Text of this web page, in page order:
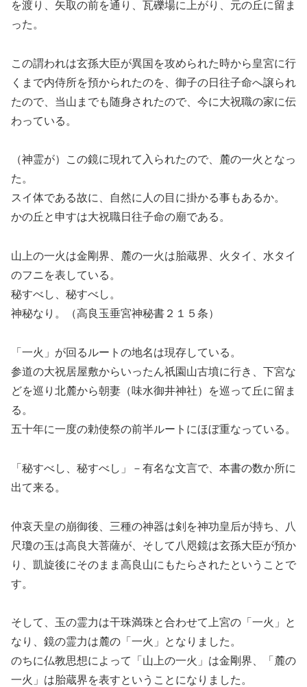
を渡り、矢取の前を通り、瓦礫場に上がり、元の丘に留ま
った。
この謂われは玄孫大臣が異国を攻められた時から皇宮に行
くまで内侍所を預かられたのを、御子の日往子命へ譲られ
たので、当山までも随身されたので、今に大祝職の家に伝
わっている。
（神霊が）この鏡に現れて入られたので、麓の一火となっ
た。
スイ体である故に、自然に人の目に掛かる事もあるか。
かの丘と申すは大祝職日往子命の廟である。
山上の一火は金剛界、麓の一火は胎蔵界、火タイ、水タイ
のフニを表している。
秘すべし、秘すべし。
神秘なり。（高良玉垂宮神秘書２１５条）
「一火」が回るルートの地名は現存している。
参道の大祝居屋敷からいったん祇園山古墳に行き、下宮な
どを巡り北麓から朝妻（味水御井神社）を巡って丘に留ま
る。
五十年に一度の勅使祭の前半ルートにほぼ重なっている。
「秘すべし、秘すべし」－有名な文言で、本書の数か所に
出て来る。
仲哀天皇の崩御後、三種の神器は剣を神功皇后が持ち、八
尺瓊の玉は高良大菩薩が、そして八咫鏡は玄孫大臣が預か
り、凱旋後にそのまま高良山にもたらされたということで
す。
そして、玉の霊力は干珠満珠と合わせて上宮の「一火」と
なり、鏡の霊力は麓の「一火」となりました。
のちに仏教思想によって「山上の一火」は金剛界、「麓の
一火」は胎蔵界を表すということになりました。